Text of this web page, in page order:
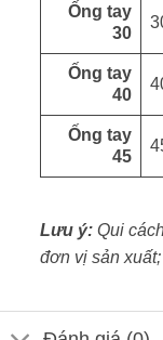
Ống tay
30
Ống tay
40
Ống tay
45
Lưu ý:Qui
đơn vị sản xuất;